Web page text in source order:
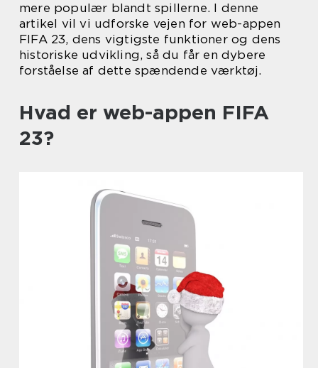
mere populær blandt spillerne. I denne
artikel vil vi udforske vejen for web-appen
FIFA 23, dens vigtigste funktioner og dens
historiske udvikling, så du får en dybere
forståelse af dette spændende værktøj.
Hvad er web-appen FIFA
23?